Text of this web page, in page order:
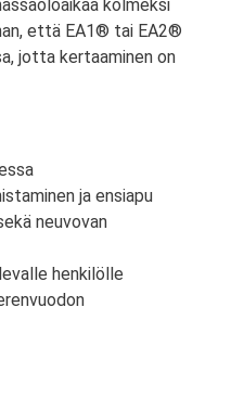
kolmeksi
että EA1® tai EA2®
jotta kertaaminen on
ja ensiapu
neuvovan
henkilölle